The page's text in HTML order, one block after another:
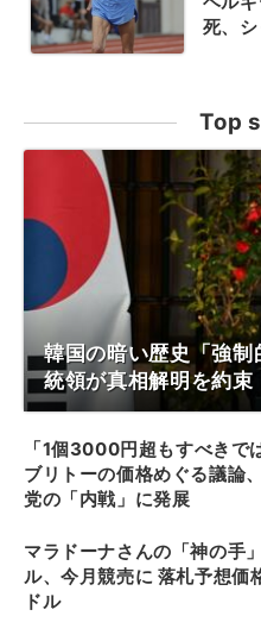
死、
Top
韓国の暗い歴史「強
統領が真相解明を約束
「1個3000円超もすべきで
ブリトーの価格めぐる議論
党の「内戦」に発展
マラドーナさんの「神の手
ル、今月競売に 落札予想価
ドル